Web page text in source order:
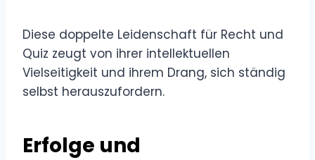
Diese doppelte Leidenschaft für Recht und
Quiz zeugt von ihrer intellektuellen
Vielseitigkeit und ihrem Drang, sich ständig
selbst herauszufordern.
Erfolge und